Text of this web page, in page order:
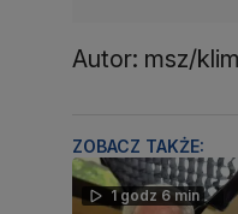
Autor: msz/
ZOBACZ TAKŻE:
1 godz 6 min